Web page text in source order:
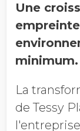
Une
minimum.
La
de Tessy